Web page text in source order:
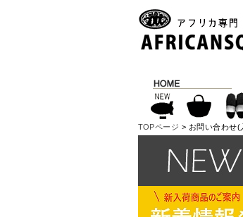
TOPページ > お問い合わせ(